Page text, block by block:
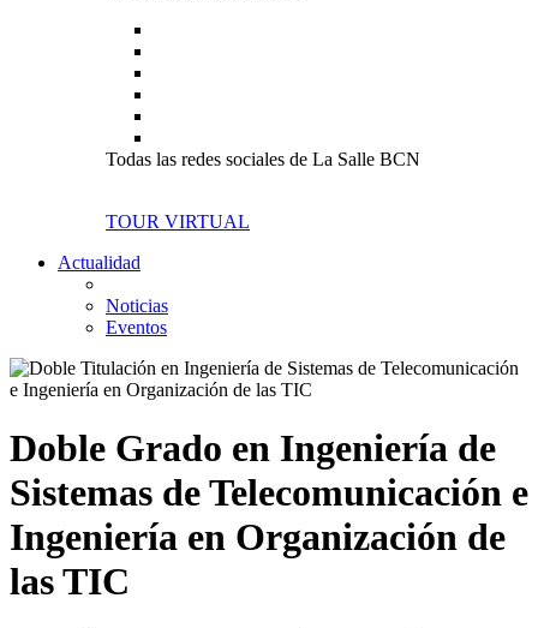
Todas las redes sociales de La Salle BCN
TOUR VIRTUAL
Actualidad
Noticias
Eventos
Doble Grado en Ingeniería de
Sistemas de Telecomunicación e
Ingeniería en Organización de
las TIC